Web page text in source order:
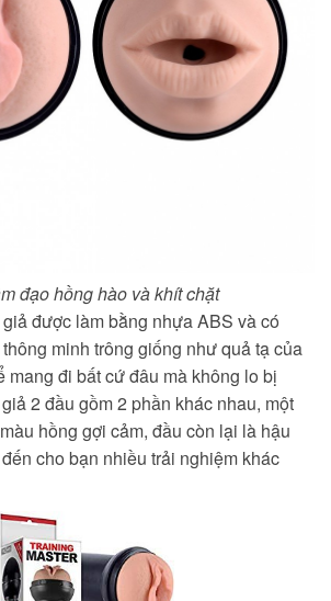
đạo hồng hào và khít chặt
được làm bằng nhựa ABS và có
minh trông giống như quả tạ của
mang đi bất cứ đâu mà không lo bị
2 đầu gồm 2 phần khác nhau, một
hồng gợi cảm, đầu còn lại là hậu
cho bạn nhiều trải nghiệm khác